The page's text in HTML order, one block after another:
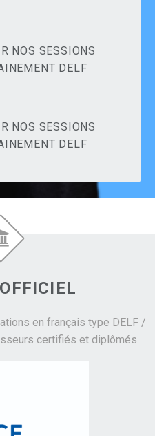
NOS SESSIONS
DELF
NOS SESSIONS
DELF
en français type DELF /
certifiés et diplômés.